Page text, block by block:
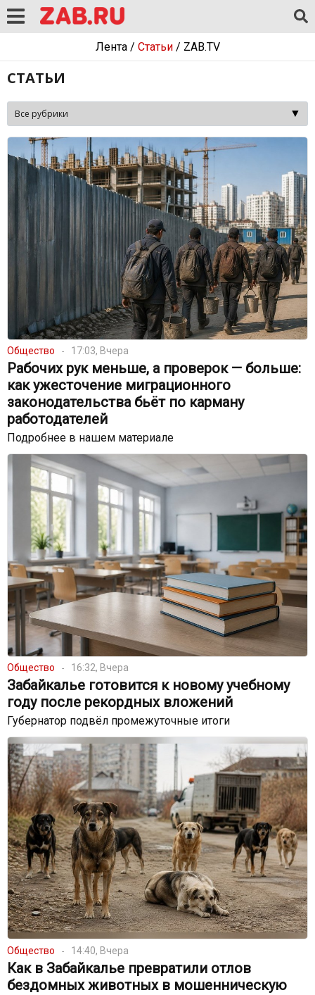
Лента/ Статьи/ ZAB.TV
СТАТЬИ
Общество 17:03, Вчера
Рабочих рук меньше, а проверок — больше:
как ужесточение миграционного
законодательства бьёт по карману
работодателей
Подробнее в нашем материале
Общество 16:32, Вчера
Забайкалье готовится к новому учебному
году после рекордных вложений
Губернатор подвёл промежуточные итоги
Общество 14:40, Вчера
Как в Забайкалье превратили отлов
бездомных животных в мошенническую